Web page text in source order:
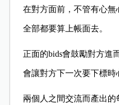
在對方面前，不管有心無
全部都要算上帳面去。
正面的bids會鼓勵對方進
會讓對方下一次要下標時
兩個人之間交流而產出的